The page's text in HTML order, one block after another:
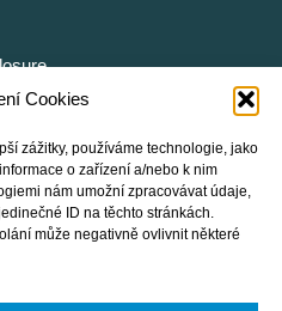
Cookies
zážitky, používáme technologie, jako
o zařízení a/nebo k nim
nám umožní zpracovávat údaje,
ID na těchto stránkách.
může negativně ovlivnit některé
systém